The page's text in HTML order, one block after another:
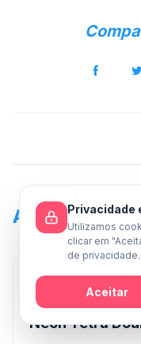
Artigos
02 de maio de 2026
"Desvendando
Neon Tetra
Privacidade
Utilizamos
clicar em
de privacidade.
Aceitar